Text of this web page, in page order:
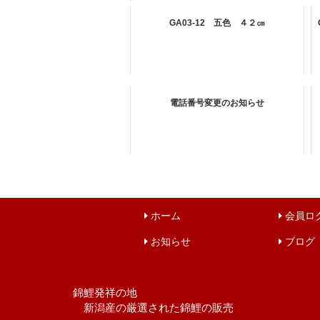
GA03-12 五色 ４２㎝
電話番号変更のお知らせ
ホーム 会員ロ
お知らせ ブログ
錦鯉発祥の地
新潟産の厳選された錦鯉の販売